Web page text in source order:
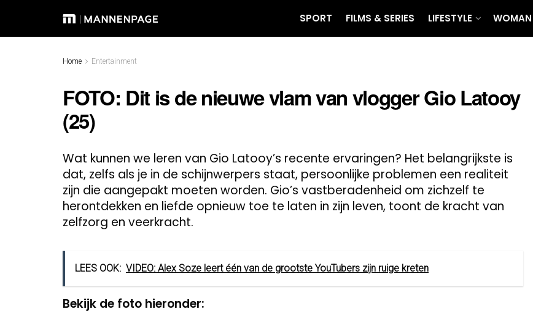
SPORT FILMS & SERIES LIFESTYLE WOMAN
Home Entertainment
FOTO: Dit is de nieuwe vlam van vlogger Gio Latooy
(25)
Wat kunnen we leren van Gio Latooy’s recente ervaringen? Het belangrijkste is
dat, zelfs als je in de schijnwerpers staat, persoonlijke problemen een realiteit
zijn die aangepakt moeten worden. Gio’s vastberadenheid om zichzelf te
herontdekken en liefde opnieuw toe te laten in zijn leven, toont de kracht van
zelfzorg en veerkracht.
LEES OOK: VIDEO: Alex Soze leert één van de grootste YouTubers zijn ruige kreten
Bekijk de foto hieronder: